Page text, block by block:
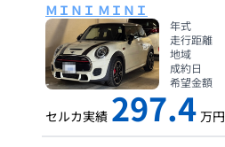
ＭＩＮＩ ＭＩＮＩ
年式
走行距離
地域
成約日
希望金額
セルカ実績 297.4 万円